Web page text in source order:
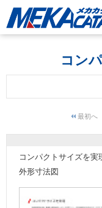
コン
コンパクトサイズを実
外形寸法図